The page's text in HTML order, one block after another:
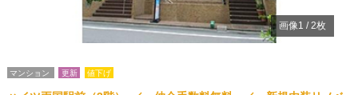
画像1 / 2枚
マンション 更新 値下げ